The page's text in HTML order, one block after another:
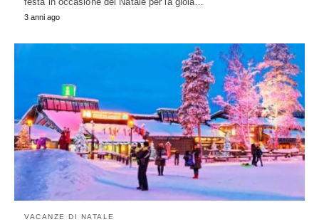
3 anni ago
VACANZE DI NATALE